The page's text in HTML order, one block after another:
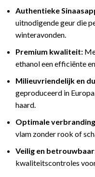
Authentieke
uitnodigende geur die
winteravonden.
Premium kwaliteit:
ethanol een efficiënte
Milieuvriendelijk en
geproduceerd in
haard.
Optimale
vlam zonder rook of
Veilig en
kwaliteitscontroles